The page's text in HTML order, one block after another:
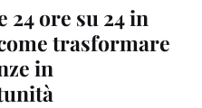
24 ore su 24 in
trasformare
in